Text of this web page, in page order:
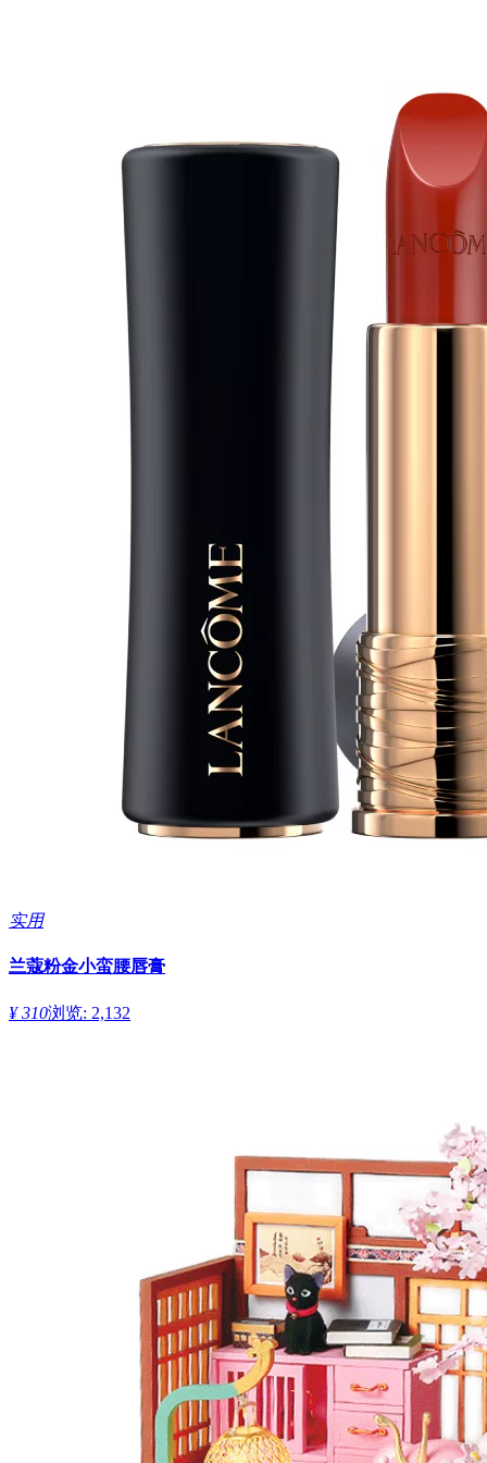
实用
兰蔻粉金小蛮腰唇膏
¥ 310浏览: 2,132